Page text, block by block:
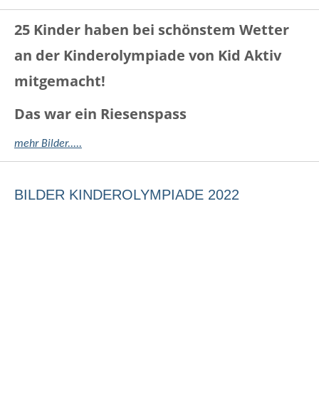
25 Kinder haben bei schönstem Wetter
an der Kinderolympiade von Kid Aktiv
mitgemacht!
Das war ein Riesenspass
mehr Bilder.....
BILDER KINDEROLYMPIADE 2022